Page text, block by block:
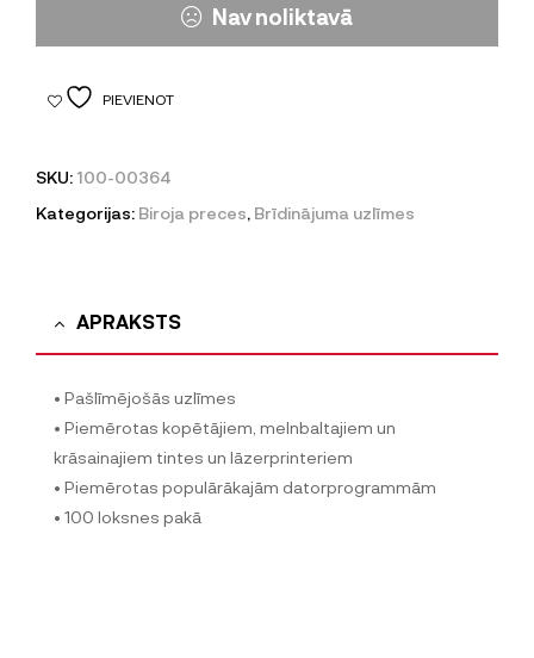
Nav noliktavā
PIEVIENOT
SKU: 100-00364
Kategorijas: Biroja preces, Brīdinājuma uzlīmes
APRAKSTS
• Pašlīmējošās uzlīmes
• Piemērotas kopētājiem, melnbaltajiem un
krāsainajiem tintes un lāzerprinteriem
• Piemērotas populārākajām datorprogrammām
• 100 loksnes pakā